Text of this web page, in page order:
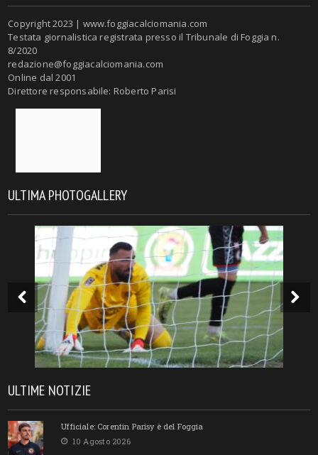
Copyright 2023 | www.foggiacalciomania.com
Testata giornalistica registrata presso il Tribunale di Foggia n.
8/2020
redazione@foggiacalciomania.com
Online dal 2001
Direttore responsabile: Roberto Parisi
ULTIMA PHOTOGALLERY
ULTIME NOTIZIE
Ufficiale: Corentin Parisy è del Foggia
10 Agosto 2026